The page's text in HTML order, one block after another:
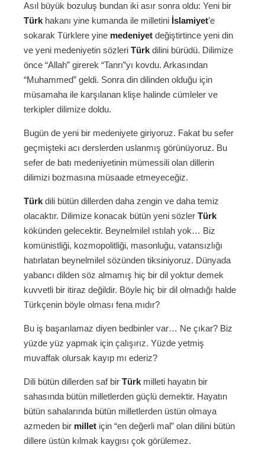
Asıl büyük bozuluş bundan iki asır sonra oldu: Yeni bir
Türk hakanı yine kumanda ile milletini İslamiyet’e
sokarak Türklere yine medeniyet değiştirtince yeni din
ve yeni medeniyetin sözleri Türk dilini bürüdü. Dilimize
önce “Allah” girerek “Tanrı”yı kovdu. Arkasından
“Muhammed” geldi. Sonra din dilinden olduğu için
müsamaha ile karşılanan klişe halinde cümleler ve
terkipler dilimize doldu.
Bugün de yeni bir medeniyete giriyoruz. Fakat bu sefer
geçmişteki acı derslerden uslanmış görünüyoruz. Bu
sefer de batı medeniyetinin mümessili olan dillerin
dilimizi bozmasına müsaade etmeyeceğiz.
Türk dili bütün dillerden daha zengin ve daha temiz
olacaktır. Dilimize konacak bütün yeni sözler Türk
kökünden gelecektir. Beynelmilel ıstılah yok… Biz
komünistliği, kozmopolitliği, masonluğu, vatansızlığı
hatırlatan beynelmilel sözünden tiksiniyoruz. Dünyada
yabancı dilden söz almamış hiç bir dil yoktur demek
kuvvetli bir itiraz değildir. Böyle hiç bir dil olmadığı halde
Türkçenin böyle olması fena mıdır?
Bu iş başarılamaz diyen bedbinler var… Ne çıkar? Biz
yüzde yüz yapmak için çalışırız. Yüzde yetmiş
muvaffak olursak kayıp mı ederiz?
Dili bütün dillerden saf bir Türk milleti hayatın bir
sahasında bütün milletlerden güçlü demektir. Hayatın
bütün sahalarında bütün milletlerden üstün olmaya
azmeden bir millet için “en değerli mal” olan dilini bütün
dillere üstün kılmak kaygısı çok görülemez.